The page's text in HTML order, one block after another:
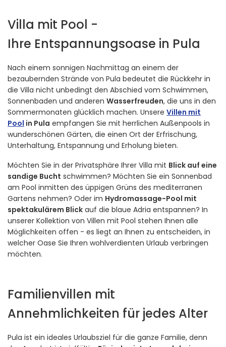
Villa mit Pool -
Ihre Entspannungsoase in Pula
Nach einem sonnigen Nachmittag an einem der
bezaubernden Strände von Pula bedeutet die Rückkehr in
die Villa nicht unbedingt den Abschied vom Schwimmen,
Sonnenbaden und anderen Wasserfreuden, die uns in den
Sommermonaten glücklich machen. Unsere Villen mit
Pool in Pula empfangen Sie mit herrlichen Außenpools in
wunderschönen Gärten, die einen Ort der Erfrischung,
Unterhaltung, Entspannung und Erholung bieten.
Möchten Sie in der Privatsphäre Ihrer Villa mit Blick auf eine
sandige Bucht schwimmen? Möchten Sie ein Sonnenbad
am Pool inmitten des üppigen Grüns des mediterranen
Gartens nehmen? Oder im Hydromassage-Pool mit
spektakulärem Blick auf die blaue Adria entspannen? In
unserer Kollektion von Villen mit Pool stehen Ihnen alle
Möglichkeiten offen - es liegt an Ihnen zu entscheiden, in
welcher Oase Sie Ihren wohlverdienten Urlaub verbringen
möchten.
Familienvillen mit
Annehmlichkeiten für jedes Alter
Pula ist ein ideales Urlaubsziel für die ganze Familie, denn